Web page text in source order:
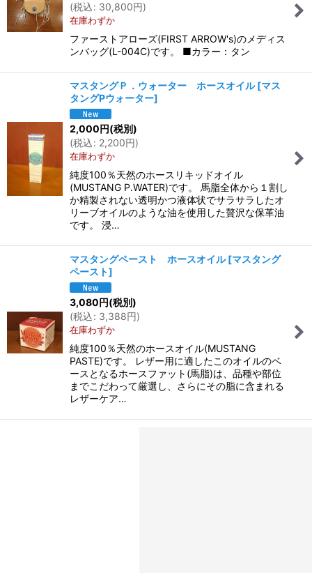
(税込: 30,800円)
在庫わずか
ファーストアローズ(FIRST ARROW's)のメディス
ンバッグ(L-004C)です。 ■カラー：タン
マスタングＰ．ウォーター ホースオイル [マス
タングPウォーター]
2,000円(税別)
(税込: 2,200円)
在庫わずか
純度100％天然のホースリキッドオイル
(MUSTANG P.WATER)です。 馬脂全体から１割し
か精製されない透明かつ液体状でサラサラしたオ
リーブオイルのような油を使用した贅沢な保革油
です。 浸…
マスタングペースト ホースオイル [マスタング
ペースト]
3,080円(税別)
(税込: 3,388円)
在庫わずか
純度100％天然のホースオイル(MUSTANG
PASTE)です。 レザー用に適したこのオイルのベ
ースとなるホースファット(馬脂)は、品種や部位
までこだわって厳選し、さらにその脂に含まれる
レザーケア…